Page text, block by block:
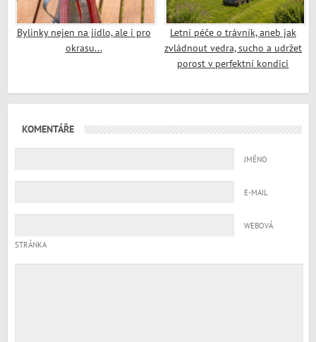
Bylinky nejen na jídlo, ale i pro
okrasu...
Letní péče o trávník, aneb jak
zvládnout vedra, sucho a udržet
porost v perfektní kondici
KOMENTÁŘE
JMÉNO
E-MAIL
WEBOVÁ
STRÁNKA